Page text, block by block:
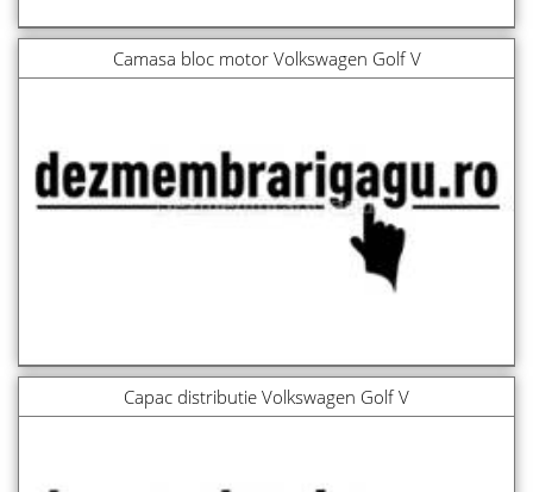
Camasa bloc motor Volkswagen Golf V
Capac distributie Volkswagen Golf V